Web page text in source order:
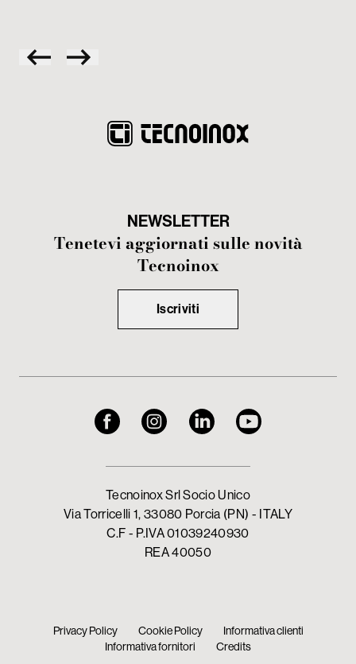
NEWSLETTER
Tenetevi aggiornati sulle novità
Tecnoinox
Iscriviti
Tecnoinox Srl Socio Unico
Via Torricelli 1, 33080 Porcia (PN) - ITALY
C.F - P.IVA 01039240930
REA 40050
Privacy Policy Cookie Policy
Informativa clienti
Informativa fornitori
Credits